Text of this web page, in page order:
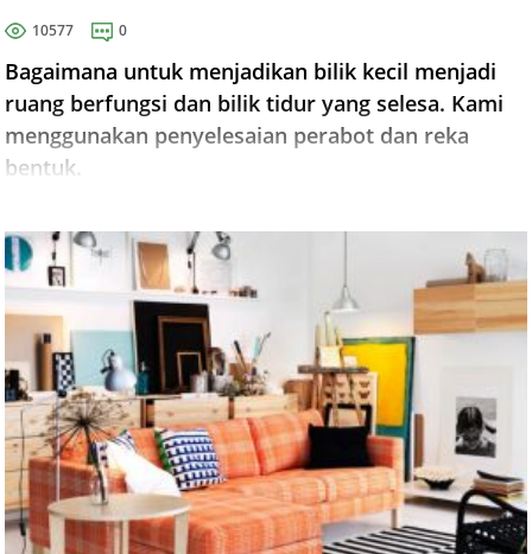
10577 0
Bagaimana untuk menjadikan bilik kecil menjadi
ruang berfungsi dan bilik tidur yang selesa. Kami
menggunakan penyelesaian perabot dan reka
bentuk.